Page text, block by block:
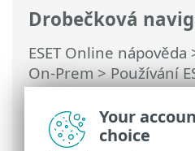
Drobečková
ESET Online nápověda
On-Prem>Používání
Prem>Hlavní menu
Prem>Další>
autority > Importování
Your
choice